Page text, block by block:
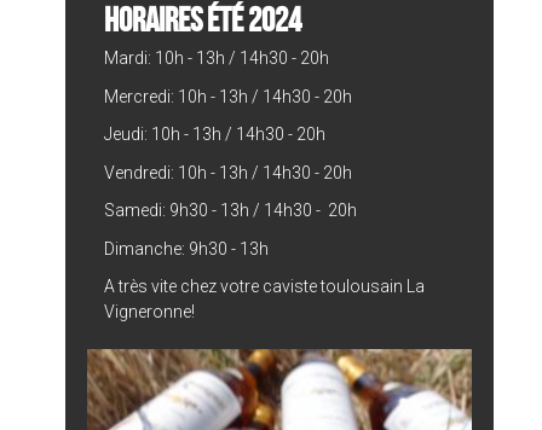
HORAIRES ÉTÉ 2024
Mardi: 10h - 13h / 14h30 - 20h
Mercredi: 10h - 13h / 14h30 - 20h
Jeudi: 10h - 13h / 14h30 - 20h
Vendredi: 10h - 13h / 14h30 - 20h
Samedi: 9h30 - 13h / 14h30 - 20h
Dimanche: 9h30 - 13h
A très vite chez votre caviste toulousain La
Vigneronne!